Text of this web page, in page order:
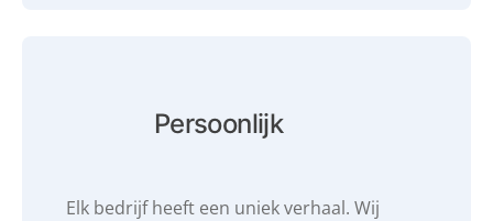
Persoonlijk
Elk bedrijf heeft een uniek verhaal. Wij